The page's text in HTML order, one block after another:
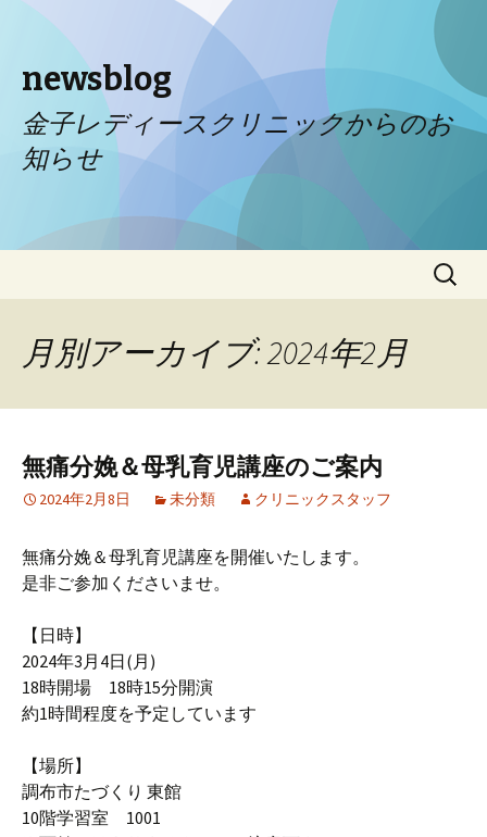
newsblog
金子レディースクリニックからのお
知らせ
検
月別アーカイブ: 2024年2月
無痛分娩＆母乳育児講座のご案内
2024年2月8日 未分類 クリニックスタッフ
無痛分娩＆母乳育児講座を開催いたします。
是非ご参加くださいませ。
【日時】
2024年3月4日(月)
18時開場 18時15分開演
約1時間程度を予定しています
【場所】
調布市たづくり 東館
10階学習室 1001